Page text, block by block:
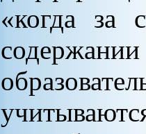
«когда за